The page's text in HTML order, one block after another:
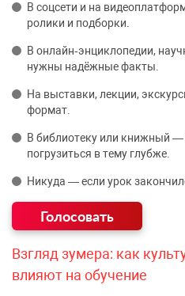
В соцсети и на
ролики и подборки.
В онлайн‑энциклопедии,
нужны надёжные факты.
На выставки, лекции,
формат.
В библиотеку или книжный —
погрузиться в тему глубже.
Никуда — если урок
Взгляд зумера: как
влияют на обучение